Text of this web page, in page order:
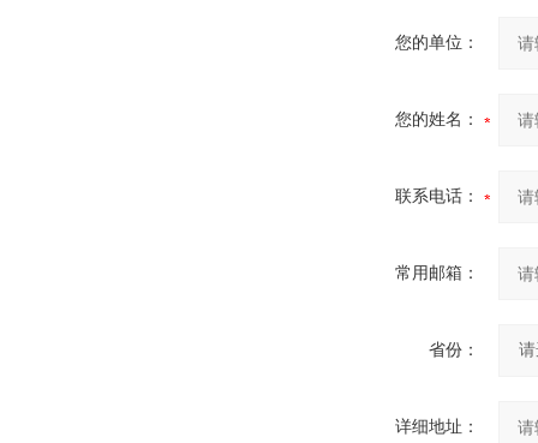
您的单位：
您的姓名：
联系电话：
常用邮箱：
省份：
详细地址：